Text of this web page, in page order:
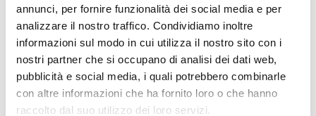
annunci, per fornire funzionalità dei social media e per
analizzare il nostro traffico. Condividiamo inoltre
informazioni sul modo in cui utilizza il nostro sito con i
nostri partner che si occupano di analisi dei dati web,
pubblicità e social media, i quali potrebbero combinarle
con altre informazioni che ha fornito loro o che hanno
raccolto dal suo utilizzo dei loro servizi.
A tutta birra con il nostro shop
Tante birre in offerta a prezzi eccezionali
I birrifici più apprezzati e quelli di nicchia per una selezione
che include tanti stili. Sul nostro e-commerce trovi più di 300
birre per tutti i gusti e in ogni formato, anche in fusto.